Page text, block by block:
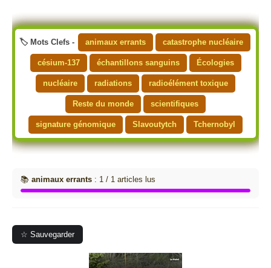
🏷️ Mots Clefs - animaux errants catastrophe nucléaire
césium-137 échantillons sanguins Écologies
nucléaire radiations radioélément toxique
Reste du monde scientifiques
signature génomique Slavoutytch Tchernobyl
📚 animaux errants : 1 / 1 articles lus
☆ Sauvegarder